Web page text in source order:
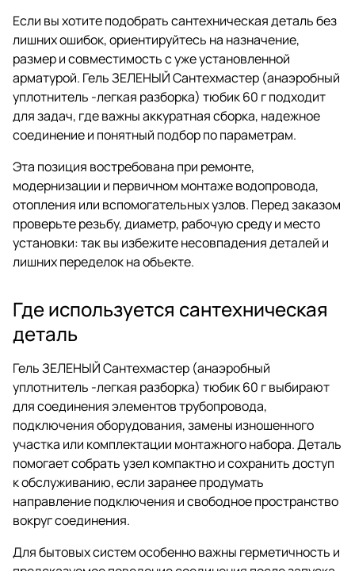
Если вы хотите подобрать сантехническая деталь без
лишних ошибок, ориентируйтесь на назначение,
размер и совместимость с уже установленной
арматурой. Гель ЗЕЛЕНЫЙ Сантехмастер (анаэробный
уплотнитель -легкая разборка) тюбик 60 г подходит
для задач, где важны аккуратная сборка, надежное
соединение и понятный подбор по параметрам.
Эта позиция востребована при ремонте,
модернизации и первичном монтаже водопровода,
отопления или вспомогательных узлов. Перед заказом
проверьте резьбу, диаметр, рабочую среду и место
установки: так вы избежите несовпадения деталей и
лишних переделок на объекте.
Где используется сантехническая
деталь
Гель ЗЕЛЕНЫЙ Сантехмастер (анаэробный
уплотнитель -легкая разборка) тюбик 60 г выбирают
для соединения элементов трубопровода,
подключения оборудования, замены изношенного
участка или комплектации монтажного набора. Деталь
помогает собрать узел компактно и сохранить доступ
к обслуживанию, если заранее продумать
направление подключения и свободное пространство
вокруг соединения.
Для бытовых систем особенно важны герметичность и